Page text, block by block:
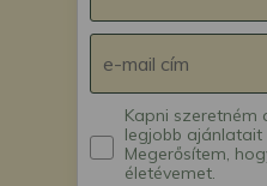
Kapni szeretném
legjobb ajánlatait
Megerősítem,
életévemet.